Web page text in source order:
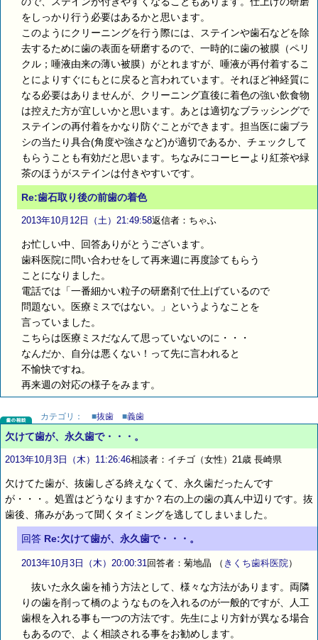
をしっかり行う必要はあるかと思います。
このようにクリーニングを行う際には、ステインや歯石などを除
去するために歯の表面を研磨するので、一時的に歯の被膜（ペリ
クル；唾液由来の薄い被膜）がとれますが、唾液が再付着するこ
とによりすぐにもとに戻ると言われています。それほど神経質に
なる必要はありませんが、クリーニング直後に着色の強い飲食物
は控えた方が宜しいかと思います。あとは適切なブラッシングで
ステインの再付着をかなり防ぐことができます。担当医に歯ブラ
シの当たり具合(角度や強さなど)が適切であるか、チェックして
もらうことも有効だと思います。ちなみにコーヒーより紅茶や緑
茶のほうがステインは付きやすいです。
Re:歯石取り後の前歯の着色
2013年10月12日（土）21:49:58返信者：ちゃふ
お忙しい中、回答ありがとうございます。
歯科医院に問い合わせをして再来週に再度診てもらう
ことになりました。
電話では「一番細かい粒子の研磨剤で仕上げているので
問題ない。医療ミスではない。」というようなことを
言っていました。
こちらは医療ミスだなんて思っていないのに・・・
なんだか、自分は悪くない！って先に言われると
不愉快ですね。
再来週の対応の様子をみます。
カテゴリ： ■抜歯 ■義歯
欠けて歯が、永久歯で・・・。
2013年10月3日（木）11:26:46相談者：イチゴ（女性）21歳 長崎県
欠けてた歯が、抜歯しざる終えなくて、永久歯だったんです
が・・・。処置はどうなりますか？右の上の歯の真ん中辺りです。抜
歯後、痛みがあって聞くタイミングを逃してしまいました。
回答 Re:欠けて歯が、永久歯で・・・。
2013年10月3日（木）20:00:31回答者：菊地晶 （ きくち歯科医院）
抜いた永久歯を補う方法として、様々な方法があります。両隣
りの歯を削って橋のようなものを入れるのが一般的ですが、人工
歯根を入れる事も一つの方法です。先生により方針が異なる場合
もあるので、よく相談される事をお勧めします。